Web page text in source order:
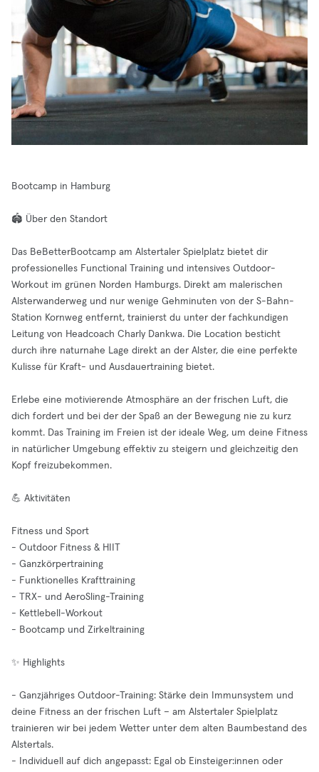
Bootcamp in Hamburg
🏟️ Über den Standort
Das BeBetterBootcamp am Alstertaler Spielplatz bietet dir
professionelles Functional Training und intensives Outdoor-
Workout im grünen Norden Hamburgs. Direkt am malerischen
Alsterwanderweg und nur wenige Gehminuten von der S-Bahn-
Station Kornweg entfernt, trainierst du unter der fachkundigen
Leitung von Headcoach Charly Dankwa. Die Location besticht
durch ihre naturnahe Lage direkt an der Alster, die eine perfekte
Kulisse für Kraft- und Ausdauertraining bietet.
Erlebe eine motivierende Atmosphäre an der frischen Luft, die
dich fordert und bei der der Spaß an der Bewegung nie zu kurz
kommt. Das Training im Freien ist der ideale Weg, um deine Fitness
in natürlicher Umgebung effektiv zu steigern und gleichzeitig den
Kopf freizubekommen.
💪 Aktivitäten
Fitness und Sport
- Outdoor Fitness & HIIT
- Ganzkörpertraining
- Funktionelles Krafttraining
- TRX- und AeroSling-Training
- Kettlebell-Workout
- Bootcamp und Zirkeltraining
✨ Highlights
- Ganzjähriges Outdoor-Training: Stärke dein Immunsystem und
deine Fitness an der frischen Luft – am Alstertaler Spielplatz
trainieren wir bei jedem Wetter unter dem alten Baumbestand des
Alstertals.
- Individuell auf dich angepasst: Egal ob Einsteiger:innen oder